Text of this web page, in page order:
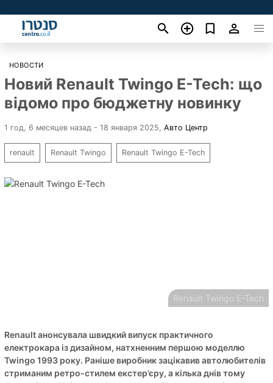
НОВОСТИ
Новий Renault Twingo E-Tech: що
відомо про бюджетну новинку
1 год, 6 месяцев назад - 18 января 2025 Авто Центр
renault Renault Twingo Renault Twingo E-Tech
Renault Twingo E-Tech
Renault анонсувала швидкий випуск практичного
електрокара із дизайном, натхненним першою моделлю
Twingo 1993 року. Раніше виробник зацікавив автолюбителів
стриманим ретро-стилем екстер’єру, а кілька днів тому